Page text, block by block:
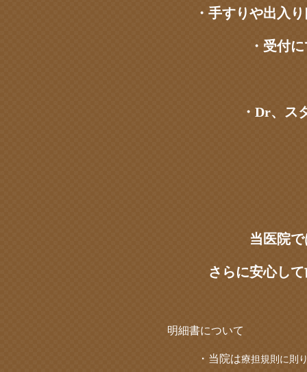
・手すりや出入
・受付
・Dr、ス
当医院
さらに安心し
明細書について
・当院は療担規則に則